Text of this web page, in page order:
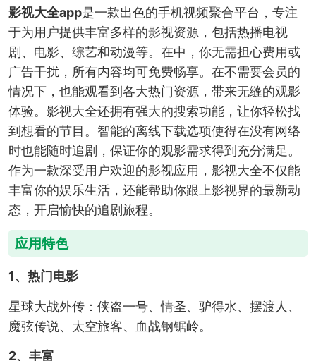
影视大全app是一款出色的手机视频聚合平台，专注
于为用户提供丰富多样的影视资源，包括热播电视
剧、电影、综艺和动漫等。在中，你无需担心费用或
广告干扰，所有内容均可免费畅享。在不需要会员的
情况下，也能观看到各大热门资源，带来无缝的观影
体验。影视大全还拥有强大的搜索功能，让你轻松找
到想看的节目。智能的离线下载选项使得在没有网络
时也能随时追剧，保证你的观影需求得到充分满足。
作为一款深受用户欢迎的影视应用，影视大全不仅能
丰富你的娱乐生活，还能帮助你跟上影视界的最新动
态，开启愉快的追剧旅程。
应用特色
1、热门电影
星球大战外传：侠盗一号、情圣、驴得水、摆渡人、
魔弦传说、太空旅客、血战钢锯岭。
2、丰富